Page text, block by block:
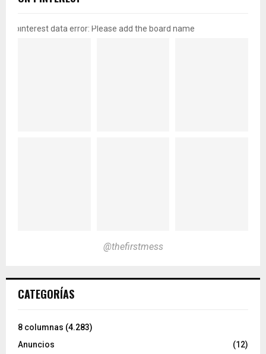
pinterest data error: Please add the board name
@thefirstmess
CATEGORÍAS
8 columnas (4.283)
Anuncios
(12)